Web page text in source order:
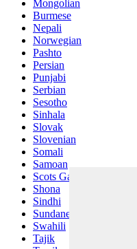
Mongolian
Burmese
Nepali
Norwegian
Pashto
Persian
Punjabi
Serbian
Sesotho
Sinhala
Slovak
Slovenian
Somali
Samoan
Scots Gaelic
Shona
Sindhi
Sundanese
Swahili
Tajik